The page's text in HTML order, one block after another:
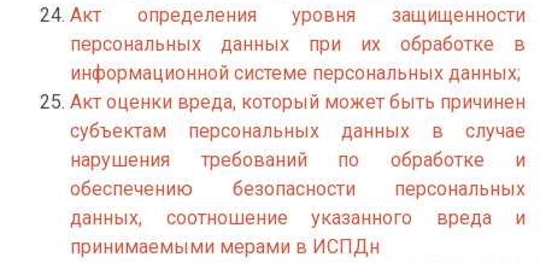
Акт определения уровня защищенности
персональных данных при их обработке в
информационной системе персональных данных;
Акт оценки вреда, который может быть причинен
субъектам персональных данных в случае
нарушения требований по обработке и
обеспечению безопасности персональных
данных, соотношение указанного вреда и
принимаемыми мерами в ИСПДн